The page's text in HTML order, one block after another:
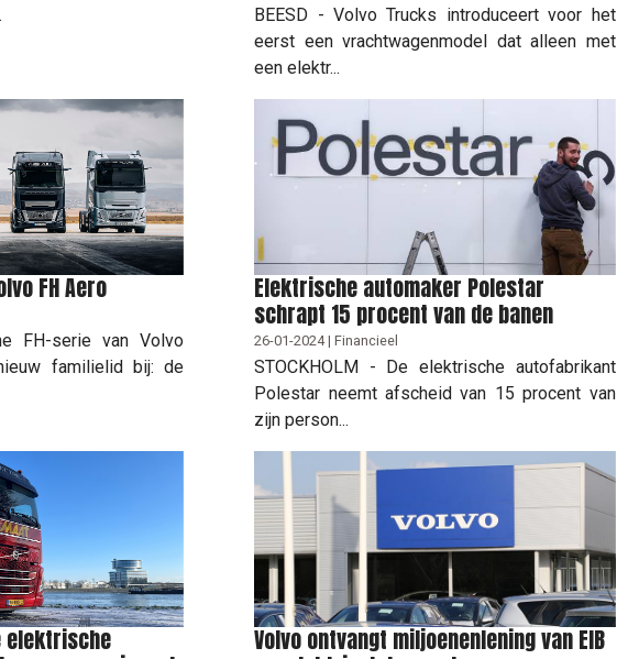
BEESD - Volvo Trucks introduceert voor het
eerst een vrachtwagenmodel dat alleen met
een elektr...
FH Aero
FH-serie van Volvo
familielid bij: de
Elektrische automaker Polestar
schrapt 15 procent van de banen
26-01-2024 | Financieel
STOCKHOLM - De elektrische autofabrikant
Polestar neemt afscheid van 15 procent van
zijn person...
elektrische Volvo ontvangt miljoenenlening van EIB